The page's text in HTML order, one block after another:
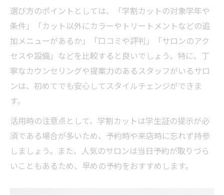
ック点
散髪時に重視したいカウンセリングの流れ
学生向け散髪サービスの安全対策を解説
学割カットで後悔しないためのサロン選び
術
散髪後も安心できるアフターサポートとは
選び方のポイントとしては、「学割カットの対象学年や
条件」「カット以外にカラーやトリートメントなどの追
加メニューがあるか」「口コミや評判」「サロンのアク
セスや設備」などを比較すると良いでしょう。特に、丁
寧なカウンセリングや提案力のあるスタッフがいるサロ
ンは、初めてでも安心してスタイルチェンジができま
す。
活用時の注意点として、学割カットは学生証の提示が必
須である場合が多いため、予約時や来店時に忘れず持参
しましょう。また、人気のサロンは当日予約が取りづら
いこともあるため、早めの予約をおすすめします。